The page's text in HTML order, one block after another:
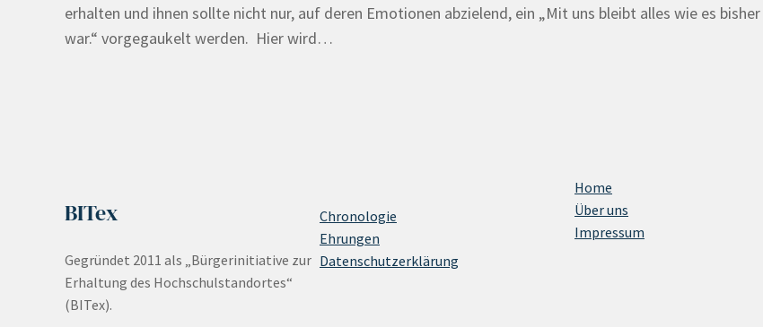
erhalten und ihnen sollte nicht nur, auf deren Emotionen abzielend, ein „Mit uns bleibt alles wie es bisher
war.“ vorgegaukelt werden. Hier wird…
BITex
Gegründet 2011 als „Bürgerinitiative zur
Erhaltung des Hochschulstandortes“
(BITex).
Chronologie
Ehrungen
Datenschutzerklärung
Home
Über uns
Impressum